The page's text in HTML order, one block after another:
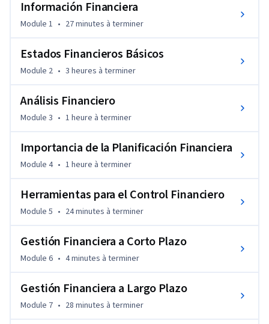
pueden afectar el rumbo de tu empresa o idea de negocio y
saber si estás aplicando los recursos de una manera eficiente.
análisis, control y evaluación de información financiera para
una adecuada gestión de negocio.
Información Financiera
Module 1 • 27 minutes à terminer
Estados Financieros Básicos
Module 2 • 3 heures à terminer
Análisis Financiero
Module 3 • 1 heure à terminer
Importancia de la Planificación Financiera
Module 4 • 1 heure à terminer
Herramientas para el Control Financiero
Module 5 • 24 minutes à terminer
Gestión Financiera a Corto Plazo
Module 6 • 4 minutes à terminer
Gestión Financiera a Largo Plazo
Module 7 • 28 minutes à terminer